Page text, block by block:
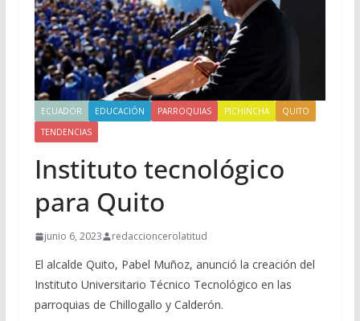
ECUADOR EDUCACIÓN PARROQUIAS PICHINCHA
QUITO
TENDENCIAS
Instituto tecnológico
para Quito
junio 6, 2023 redaccioncerolatitud
El alcalde Quito, Pabel Muñoz, anunció la creación del
Instituto Universitario Técnico Tecnológico en las
parroquias de Chillogallo y Calderón.